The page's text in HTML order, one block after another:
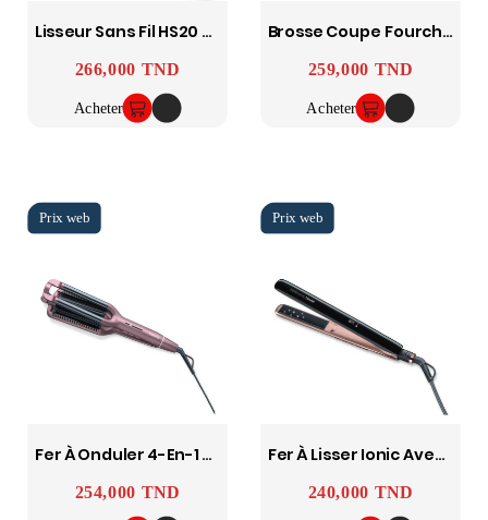
Lisseur Sans Fil HS20 BEURER
Prix
266,000 TND
Acheter
Brosse Coupe Fourche HT22 BEURER
Prix
259,000 TND
Acheter
Fer À Onduler 4-En-1 HT65 BEURER
Prix
254,000 TND
Fer À Lisser Ionic Avec Titane HS80 BEURER
Prix
240,000 TND